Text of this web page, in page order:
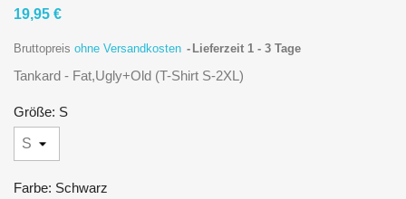
19,95 €
Bruttopreis ohne Versandkosten Lieferzeit 1 - 3 Tage
Tankard - Fat,Ugly+Old (T-Shirt S-2XL)
Größe: S
Farbe: Schwarz